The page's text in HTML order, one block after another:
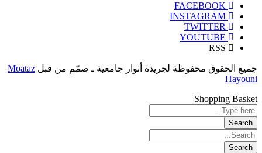
FACEBOOK
INSTAGRAM
TWITTER
YOUTUBE
RSS
جميع الحقوق محفوظة لجريدة أنوار جامعية ـ صمّم من قبل Moataz
Hayouni
Shopping Basket